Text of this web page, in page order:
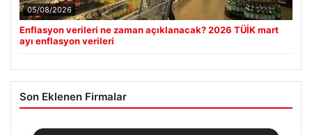
05/08/2026
Enflasyon verileri ne zaman açıklanacak? 2026 TÜİK mart
ayı enflasyon verileri
Son Eklenen Firmalar